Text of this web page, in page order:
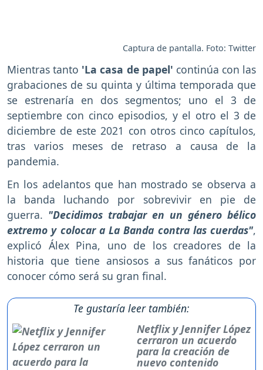
Captura de pantalla. Foto: Twitter
Mientras tanto 'La casa de papel' continúa con las
grabaciones de su quinta y última temporada que
se estrenaría en dos segmentos; uno el 3 de
septiembre con cinco episodios, y el otro el 3 de
diciembre de este 2021 con otros cinco capítulos,
tras varios meses de retraso a causa de la
pandemia.
En los adelantos que han mostrado se observa a
la banda luchando por sobrevivir en pie de
guerra. "Decidimos trabajar en un género bélico
extremo y colocar a La Banda contra las cuerdas",
explicó Álex Pina, uno de los creadores de la
historia que tiene ansiosos a sus fanáticos por
conocer cómo será su gran final.
Te gustaría leer también:
Netflix y Jennifer López
cerraron un acuerdo
para la creación de
nuevo contenido